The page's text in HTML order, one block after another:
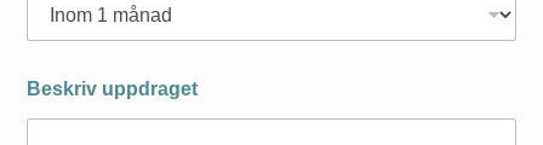
Beskriv uppdraget